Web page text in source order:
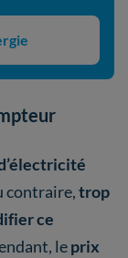
contraire,trop
ce
leprix